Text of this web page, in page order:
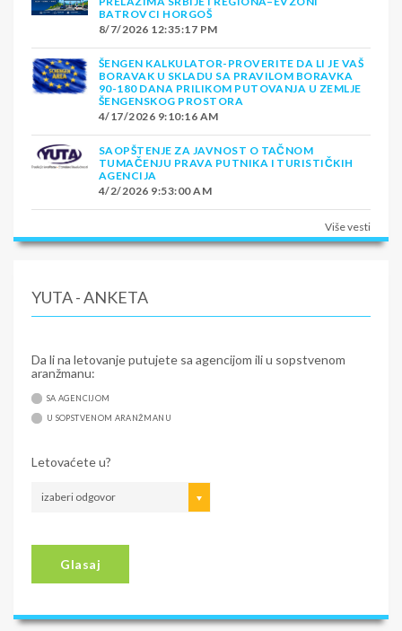
BATROVCI HORGOŠ
8/7/2026 12:35:17 PM
ŠENGEN KALKULATOR-PROVERITE DA LI JE VAŠ
BORAVAK U SKLADU SA PRAVILOM BORAVKA
90-180 DANA PRILIKOM PUTOVANJA U ZEMLJE
ŠENGENSKOG PROSTORA
4/17/2026 9:10:16 AM
SAOPŠTENJE ZA JAVNOST O TAČNOM
TUMAČENJU PRAVA PUTNIKA I TURISTIČKIH
AGENCIJA
4/2/2026 9:53:00 AM
Više vesti
YUTA - ANKETA
Da li na letovanje putujete sa agencijom ili u sopstvenom
aranžmanu:
SA AGENCIJOM
U SOPSTVENOM ARANŽMANU
Letovaćete u?
izaberi odgovor
Glasaj